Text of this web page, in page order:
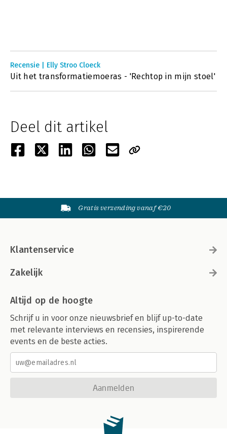
Recensie | Elly Stroo Cloeck
Uit het transformatiemoeras - 'Rechtop in mijn stoel'
Deel dit artikel
Gratis verzending vanaf €20
Klantenservice
Zakelijk
Altijd op de hoogte
Schrijf u in voor onze nieuwsbrief en blijf up-to-date
met relevante interviews en recensies, inspirerende
events en de beste acties.
Aanmelden